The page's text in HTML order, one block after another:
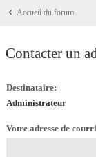
Accueil du forum
Contacter un
Destinataire:
Administrateur
Votre adresse de